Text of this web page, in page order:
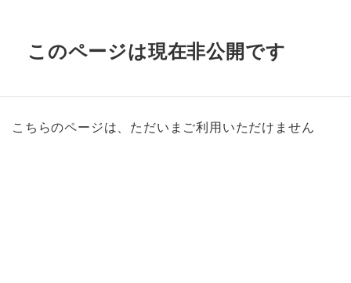
このページは現在非公開です
こちらのページは、ただいまご利用いただけません